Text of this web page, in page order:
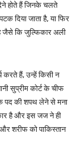
होते हैं जिनके चलते
दिया जाता है, या फिर
है जैसे कि जुल्फिकार अली
करते हैं, उन्हें किसी न
सुप्रीम कोर्ट के चीफ
पद की शपथ लेने से मना
है और इस जज ने ही
शरीफ को पाकिस्तान